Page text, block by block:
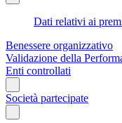
Dati relativi ai
Benessere organizzativo
Validazione della
Enti controllati
Società partecipate